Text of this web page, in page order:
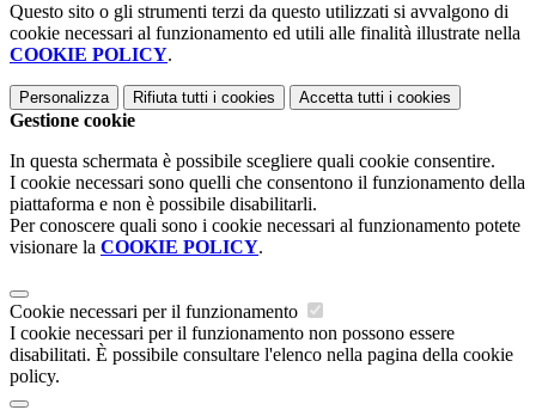
Questo sito o gli strumenti terzi da questo utilizzati si avvalgono di
cookie necessari al funzionamento ed utili alle finalità illustrate nella
COOKIE POLICY.
Personalizza Rifiuta tutti i cookies Accetta tutti i cookies
Gestione cookie
In questa schermata è possibile scegliere quali cookie consentire.
I cookie necessari sono quelli che consentono il funzionamento della
piattaforma e non è possibile disabilitarli.
Per conoscere quali sono i cookie necessari al funzionamento potete
visionare la COOKIE POLICY.
Cookie necessari per il funzionamento
I cookie necessari per il funzionamento non possono essere
disabilitati. È possibile consultare l'elenco nella pagina della cookie
policy.